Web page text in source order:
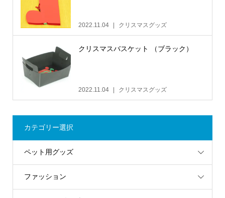
2022.11.04 クリスマスグッズ
クリスマスバスケット （ブラック）
2022.11.04 クリスマスグッズ
カテゴリー選択
ペット用グッズ
ファッション